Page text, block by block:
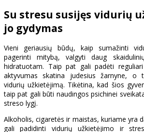
Su stresu susijęs vidurių
jo gydymas
Vieni geriausių būdų, kaip sumažinti
pagerinti mitybą, valgyti daug
hidratuotam. Taip pat gali padėti
aktyvumas skatina judesius žarnyne, o
vidurių užkietėjimą. Tikėtina, kad šios
taip pat gali būti naudingos psichinei
streso lygį.
Alkoholis, cigaretės ir maistas, kuriame yra
gali padidinti vidurių užkietėjimo ir